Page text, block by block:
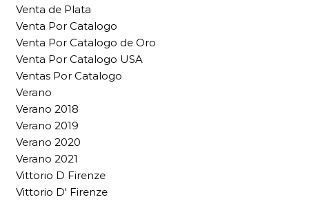
Venta de Plata
Venta Por Catalogo
Venta Por Catalogo de Oro
Venta Por Catalogo USA
Ventas Por Catalogo
Verano
Verano 2018
Verano 2019
Verano 2020
Verano 2021
Vittorio D Firenze
Vittorio D' Firenze